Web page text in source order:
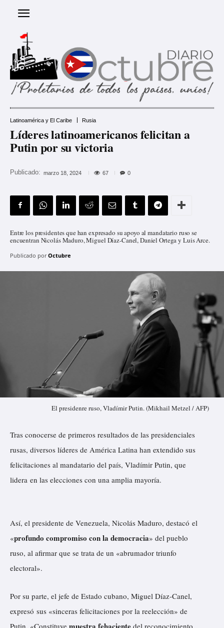
Latinoamérica y El Caribe Rusia
Líderes latinoamericanos felicitan a
Putin por su victoria
Publicado: marzo 18, 2024 67 0
Entre los presidentes que han expresado su apoyo al mandatario ruso se
encuentran Nicolás Maduro, Miguel Díaz-Canel, Daniel Ortega y Luis Arce.
Publicado por Octubre
El presidenre ruso, Vladímir Putin. (Mikhail Metzel / AFP)
Tras conocerse de primeros resultados de las presidenciales
rusas, diversos líderes de América Latina han extendido sus
felicitaciones al mandatario del país, Vladímir Putin, que
lidera en las elecciones con una amplia mayoría.
Así, el presidente de Venezuela, Nicolás Maduro, destacó el
«profundo compromiso con la democracia» del pueblo
ruso, al afirmar que se trata de un «abrumador triunfo
electoral».
Por su parte, el jefe de Estado cubano, Miguel Díaz-Canel,
expresó sus «sinceras felicitaciones por la reelección» de